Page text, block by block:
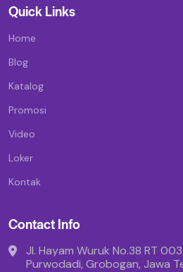
Quick Links
Home
Blog
Katalog
Promosi
Video
Loker
Kontak
Contact Info
Jl. Hayam Wuruk No.38 RT
Purwodadi, Grobogan, Jawa